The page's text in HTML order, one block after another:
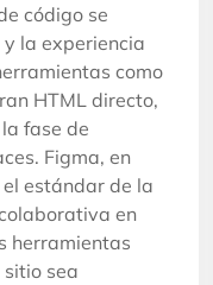
código se
la experiencia
como
HTML directo,
fase de
Figma, en
estándar de la
en
herramientas
sea